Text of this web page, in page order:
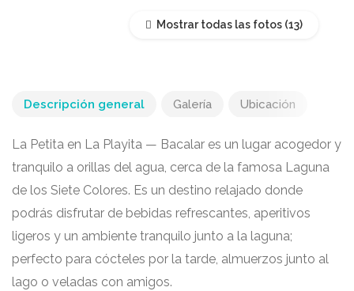
Mostrar todas las fotos
Descripción general Galería Ubicación
La Petita en La Playita — Bacalar es un lugar acogedor y
tranquilo a orillas del agua, cerca de la famosa Laguna
de los Siete Colores. Es un destino relajado donde
podrás disfrutar de bebidas refrescantes, aperitivos
ligeros y un ambiente tranquilo junto a la laguna;
perfecto para cócteles por la tarde, almuerzos junto al
lago o veladas con amigos.